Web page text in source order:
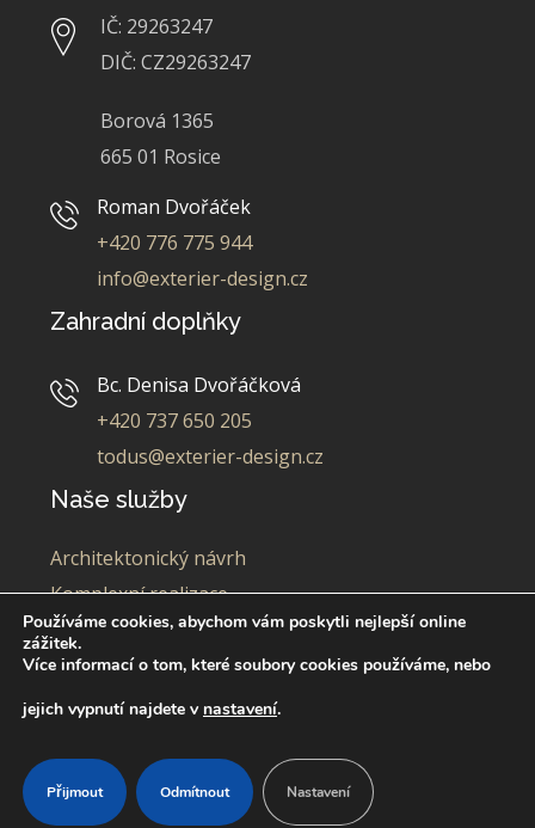
IČ: 29263247
DIČ: CZ29263247
Borová 1365
665 01 Rosice
Roman Dvořáček
+420 776 775 944
info@exterier-design.cz
Zahradní doplňky
Bc. Denisa Dvořáčková
+420 737 650 205
todus@exterier-design.cz
Naše služby
Architektonický návrh
Komplexní realizace
Údržba
Projekt pro realizaci svépomocíProdej nábytku
Todus
Používáme cookies, abychom vám poskytli nejlepší online
zážitek.
Více informací o tom, které soubory cookies používáme, nebo
jejich vypnutí najdete v nastavení.
Přijmout Odmítnout Nastavení